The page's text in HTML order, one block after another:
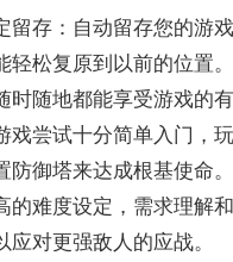
留存：自动留存您的游
轻松复原到以前的位置
时随地都能享受游戏的有
戏尝试十分简单入门，
防御塔来达成根基使命
的难度设定，需求理解
应对更强敌人的应战。